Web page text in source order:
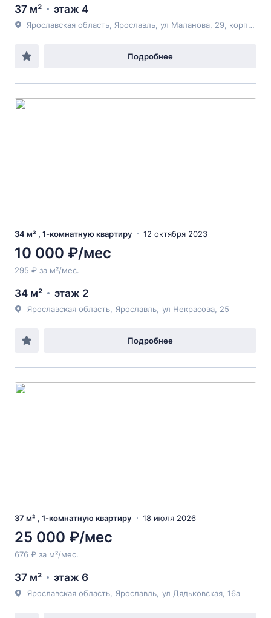
37 м² этаж 4
Ярославская область, Ярославль, ул Маланова, 29, корпус 2
Подробнее
34 м² , 1-комнатную квартиру 12 октября 2023
10 000 ₽/мес
295 ₽ за м²/мес.
34 м² этаж 2
Ярославская область Ярославль ул Некрасова , 25
Подробнее
37 м² , 1-комнатную квартиру 18 июля 2026
25 000 ₽/мес
676 ₽ за м²/мес.
37 м² этаж 6
Ярославская область Ярославль ул Дядьковская , 16а